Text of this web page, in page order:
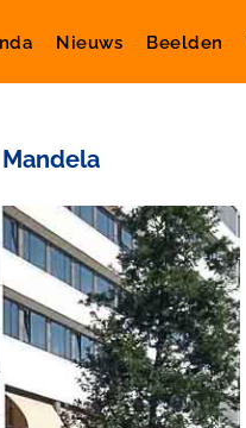
Nieuws Beelden